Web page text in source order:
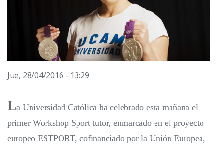
Jue, 28/04/2016 - 13:29
La Universidad Católica ha celebrado esta mañana el
primer Workshop Sport tutor, enmarcado en el proyecto
europeo ESTPORT, cofinanciado por la Unión Europea,